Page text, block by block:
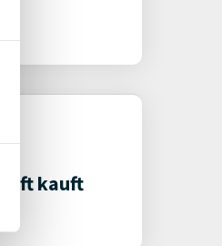
kauft